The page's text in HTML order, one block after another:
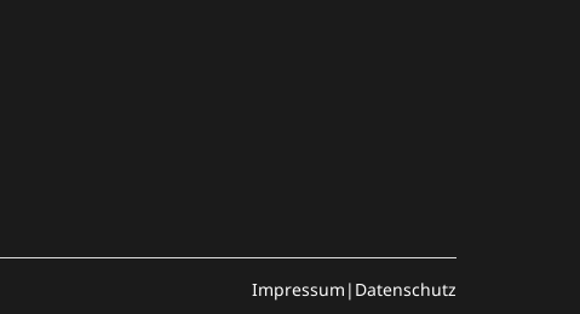
Impressum | Datenschutz